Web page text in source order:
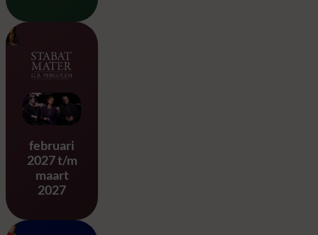
Stabat Mater – G.B.
februari
2027 t/m
maart
2027